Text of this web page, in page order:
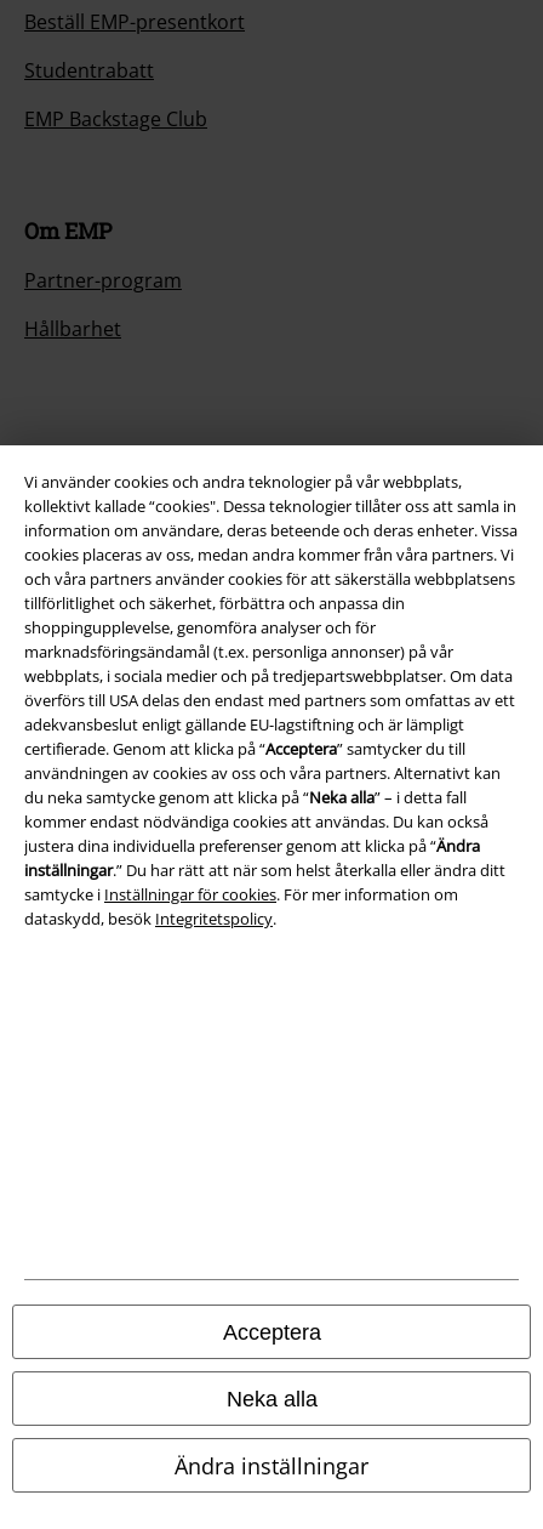
Vi använder cookies och andra teknologier på vår webbplats,
kollektivt kallade “cookies". Dessa teknologier tillåter oss att samla in
information om användare, deras beteende och deras enheter. Vissa
cookies placeras av oss, medan andra kommer från våra partners. Vi
och våra partners använder cookies för att säkerställa webbplatsens
tillförlitlighet och säkerhet, förbättra och anpassa din
shoppingupplevelse, genomföra analyser och för
marknadsföringsändamål (t.ex. personliga annonser) på vår
webbplats, i sociala medier och på tredjepartswebbplatser. Om data
överförs till USA delas den endast med partners som omfattas av ett
adekvansbeslut enligt gällande EU-lagstiftning och är lämpligt
certifierade. Genom att klicka på “Acceptera” samtycker du till
användningen av cookies av oss och våra partners. Alternativt kan
du neka samtycke genom att klicka på “Neka alla” – i detta fall
kommer endast nödvändiga cookies att användas. Du kan också
justera dina individuella preferenser genom att klicka på “Ändra
inställningar.” Du har rätt att när som helst återkalla eller ändra ditt
samtycke i Inställningar för cookies. För mer information om
dataskydd, besök Integritetspolicy.
Acceptera
Neka alla
Ändra inställningar
Beställ EMP-presentkort
Studentrabatt
EMP Backstage Club
Om EMP
Partner-program
Hållbarhet
Bli en del av gemenskapen!
Betalningsmetod
A Warner Music Group Company